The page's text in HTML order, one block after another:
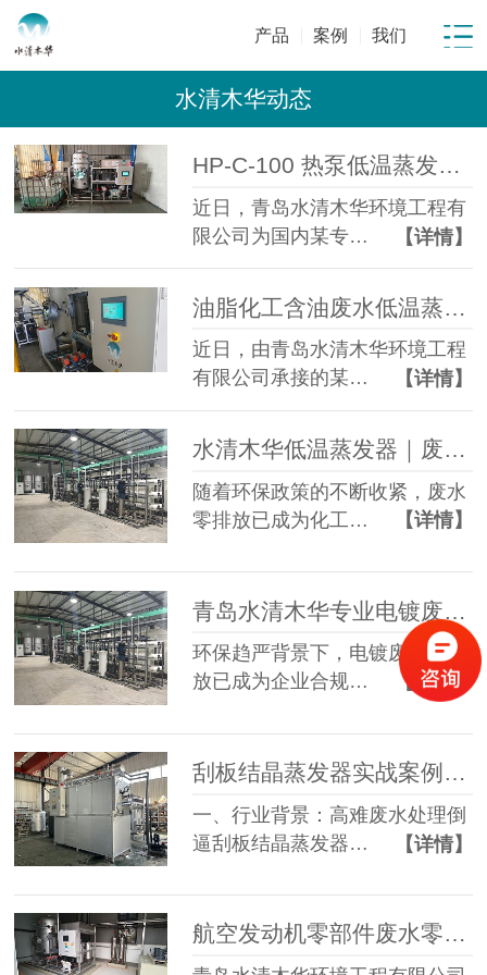
产品 案例 我们
水清木华动态
HP-C-100 热泵低温蒸发器落地金属表面处理企业化学镍磷化废液年省成本超百万元
近日，青岛水清木华环境工程有
限公司为国内某专…
【详情】
近日，由青岛水清木华环境工程
有限公司承接的某…
【详情】
水清木华低温蒸发器｜废水零排放专项解决方案，助力企业环保合规升级
随着环保政策的不断收紧，废水
零排放已成为化工…
【详情】
环保趋严背景下，电镀废水零排
放已成为企业合规…
【详情】
刮板结晶蒸发器实战案例落地 青岛水清木华破解多行业高难废水处理难题
一、行业背景：高难废水处理倒
逼刮板结晶蒸发器…
【详情】
航空发动机零部件废水零排放案例 | 水清木华低温蒸发技术破解高难度废水治理难题